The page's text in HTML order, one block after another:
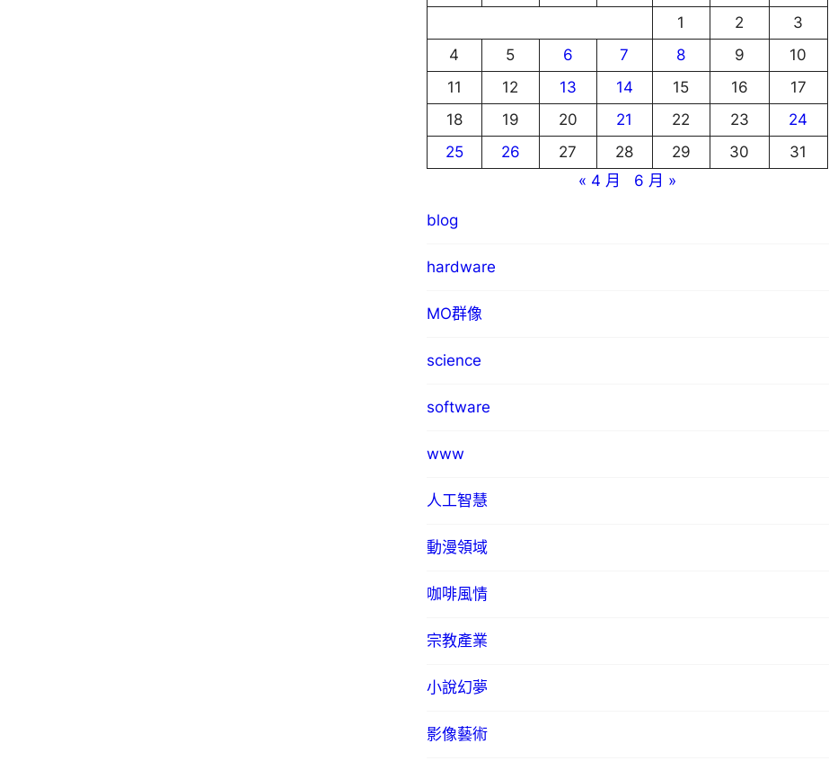
1
2
3
4
5 6 7 8 9
10
11
12 13 14 15 16
17
18
19 20 21 22 23
24
25
26 27 28 29 30
31
« 4 月
6 月 »
blog
hardware
MO群像
science
software
www
人工智慧
動漫領域
咖啡風情
宗教產業
小說幻夢
影像藝術